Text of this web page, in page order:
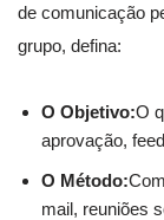
de comunicação
grupo, defina:
O Objetivo:O
aprovação,
O Método:
mail, reuniões